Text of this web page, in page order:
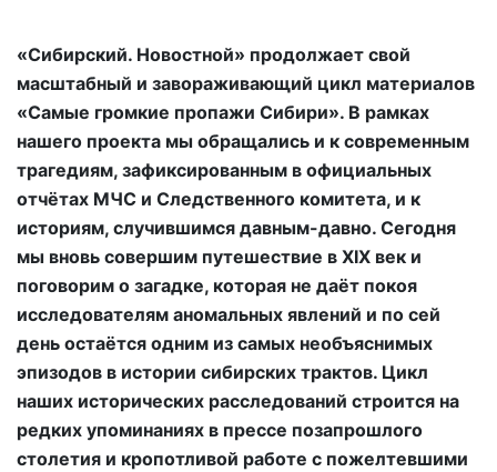
Пропажа в кольце деревьев
Тупик следствия
В стороне от зловещих болот
Ловушка времени
«Сибирский. Новостной» продолжает свой
масштабный и завораживающий цикл материалов
«Самые громкие пропажи Сибири». В рамках
нашего проекта мы обращались и к современным
трагедиям, зафиксированным в официальных
отчётах МЧС и Следственного комитета, и к
историям, случившимся давным-давно. Сегодня
мы вновь совершим путешествие в XIX век и
поговорим о загадке, которая не даёт покоя
исследователям аномальных явлений и по сей
день остаётся одним из самых необъяснимых
эпизодов в истории сибирских трактов. Цикл
наших исторических расследований строится на
редких упоминаниях в прессе позапрошлого
столетия и кропотливой работе с пожелтевшими